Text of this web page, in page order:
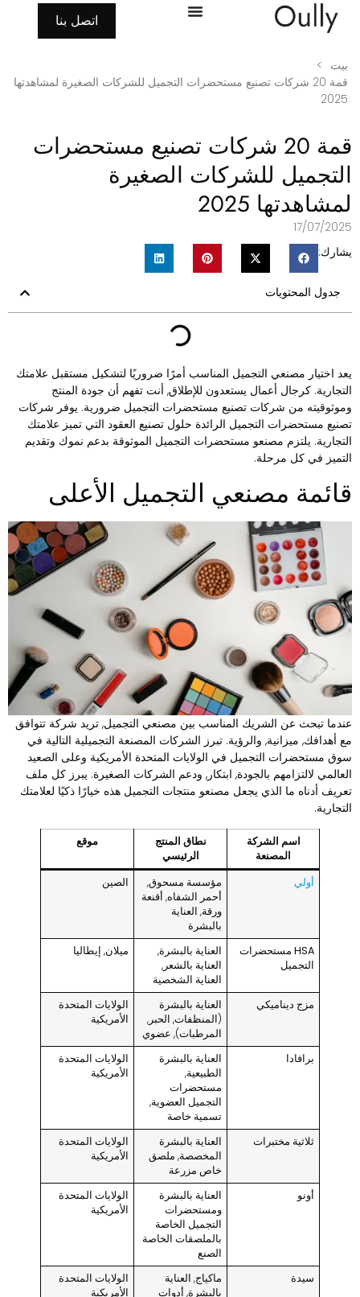
اتصل بنا
بيت >
قمة 20 شركات تصنيع مستحضرات التجميل للشركات الصغيرة لمشاهدتها
2025
قمة 20 شركات تصنيع مستحضرات
للشركات الصغيرة
2025
17/07/
جدول المحتويات
اختيار مصنعي التجميل المناسب أمرًا ضروريًا لتشكيل مستقبل علامتك
كرجال أعمال يستعدون للإطلاق, أنت تفهم أن جودة المنتج
من شركات تصنيع مستحضرات التجميل ضرورية. يوفر شركات
مستحضرات التجميل الرائدة حلول تصنيع العقود التي تميز علامتك
يلتزم مصنعو مستحضرات التجميل الموثوقة بدعم نموك وتقديم
في كل مرحلة.
مصنعي التجميل الأعلى
تبحث عن الشريك المناسب بين مصنعي التجميل, تريد شركة تتوافق
أهدافك, ميزانية, والرؤية. تبرز الشركات المصنعة التجميلية التالية في
مستحضرات التجميل في الولايات المتحدة الأمريكية وعلى الصعيد
لالتزامهم بالجودة, ابتكار, ودعم الشركات الصغيرة. يبرز كل ملف
أدناه ما الذي يجعل مصنعو منتجات التجميل هذه خيارًا ذكيًا لعلامتك
اسم الشركة
المصنعة
نطاق المنتج
الرئيسي
موقع
أولي
مؤسسة مسحوق,
أحمر الشفاه, أقنعة
ورقة, العناية
بالبشرة
الصين
HSA مستحضرات
التجميل
العناية بالبشرة,
العناية بالشعر,
العناية الشخصية
ميلان, إيطاليا
مزج ديناميكي
العناية بالبشرة
(المنظفات, الحبر,
المرطبات), عضوي
الولايات المتحدة
الأمريكية
برافادا
العناية بالبشرة
الطبيعية,
مستحضرات
التجميل العضوية,
تسمية خاصة
الولايات المتحدة
الأمريكية
ثلاثية مختبرات
العناية بالبشرة
المخصصة, ملصق
خاص مزرعة
الولايات المتحدة
الأمريكية
أونو
العناية بالبشرة
ومستحضرات
التجميل الخاصة
بالملصقات الخاصة
الصنع
الولايات المتحدة
الأمريكية
سيدة
ماكياج, العناية
بالبشرة, أدوات
الولايات المتحدة
الأمريكية